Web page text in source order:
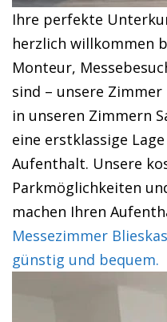
Ihre perfekte
herzlich willkommen
Monteur,
sind – unsere
in unseren Zimmern
eine erstklassige
Aufenthalt. Unsere
Parkmöglichkeiten
machen Ihren
Messezimmer
günstig und bequem.